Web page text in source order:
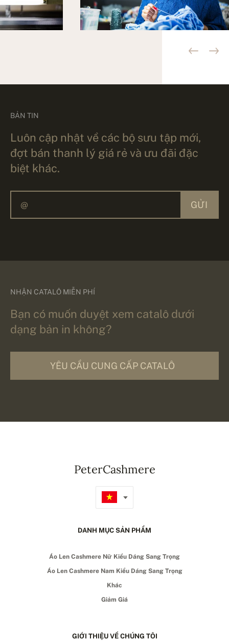
BẢN TIN
Luôn cập nhật về các bộ sưu tập mới,
đợt bán thanh lý giá rẻ và ưu đãi đặc
biệt khác.
GỬI
NHẬN CATALÔ MIỄN PHÍ
Bạn có muốn duyệt xem catalô dưới
dạng bản in không?
YÊU CẦU CUNG CẤP CATALÔ
PeterCashmere
DANH MỤC SẢN PHẨM
Áo Len Cashmere Nữ Kiểu Dáng Sang Trọng
Áo Len Cashmere Nam Kiểu Dáng Sang Trọng
Khác
Giảm Giá
GIỚI THIỆU VỀ CHÚNG TÔI